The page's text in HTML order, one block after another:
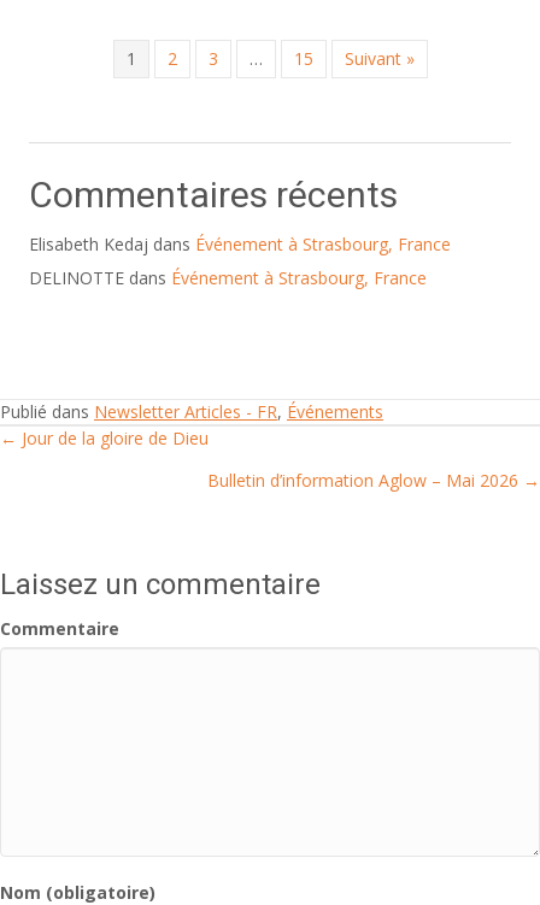
1 2 3 … 15 Suivant »
Commentaires récents
Elisabeth Kedaj dans Événement à Strasbourg, France
DELINOTTE dans Événement à Strasbourg, France
Publié dans Newsletter Articles - FR, Événements
Posts
← Jour de la gloire de Dieu
Bulletin d’information Aglow – Mai 2026 →
Laissez un commentaire
Commentaire
Nom (obligatoire)